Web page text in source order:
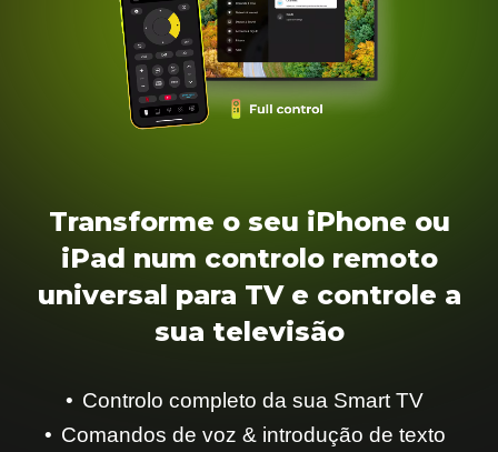
Transforme o seu iPhone ou
iPad num controlo remoto
universal para TV e controle a
sua televisão
Controlo completo da sua Smart TV
Comandos de voz & introdução de texto